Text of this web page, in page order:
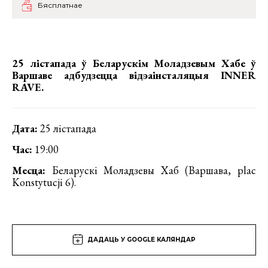
Бясплатнае
25 лістапада ў Беларускім Моладзевым Хабе ў
Варшаве адбудзецца відэаінсталяцыя INNER
RAVE.
Дата: 25 лістапада
Час: 19:00
Месца: Беларускі Моладзевы Хаб (Варшава, plac
Konstytucji 6).
ДАДАЦЬ У GOOGLE КАЛЯНДАР